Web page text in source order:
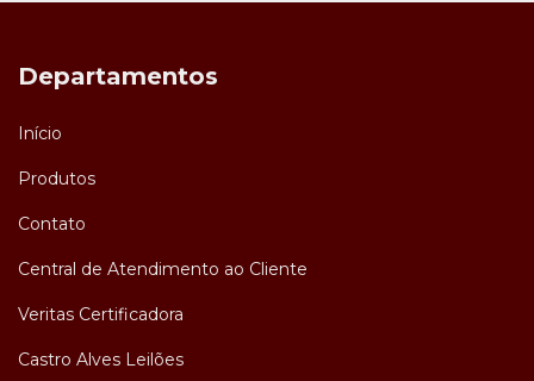
Departamentos
Início
Produtos
Contato
Central de Atendimento ao Cliente
Veritas Certificadora
Castro Alves Leilões